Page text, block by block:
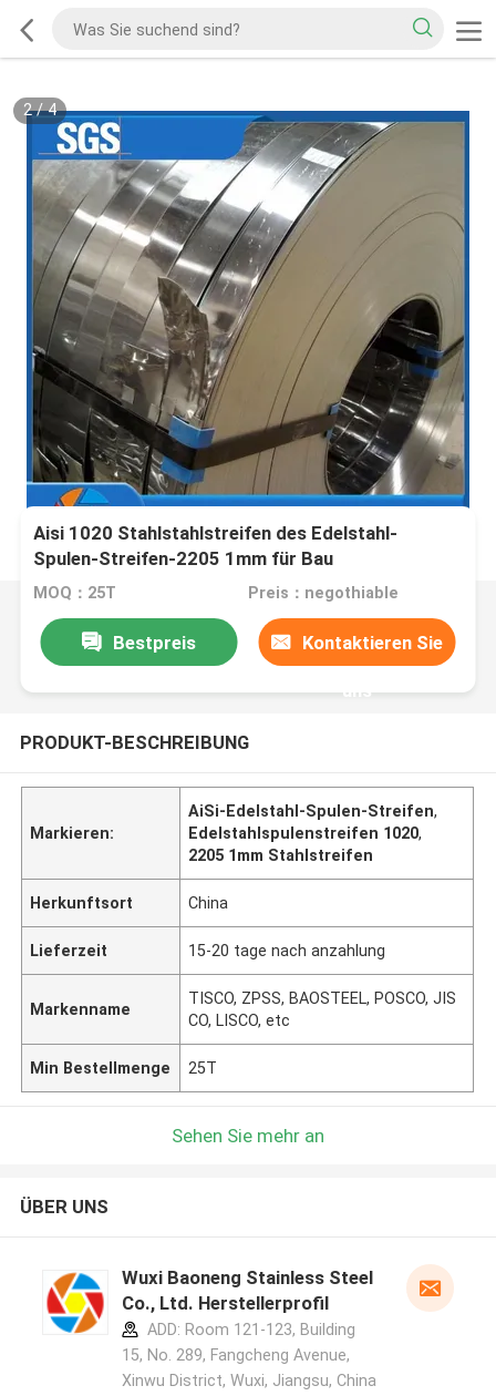
2/4
Aisi 1020 Stahlstahlstreifen des Edelstahl-
Spulen-Streifen-2205 1mm für Bau
MOQ：25T Preis：negothiable
Bestpreis Kontaktieren Sie
uns
PRODUKT-BESCHREIBUNG
Markieren:
AiSi-Edelstahl-Spulen-Streifen,
Edelstahlspulenstreifen 1020,
2205 1mm Stahlstreifen
Herkunftsort China
Lieferzeit 15-20 tage nach anzahlung
Markenname
TISCO, ZPSS, BAOSTEEL, POSCO, JIS
CO, LISCO, etc
Min Bestellmenge 25T
Sehen Sie mehr an
ÜBER UNS
Wuxi Baoneng Stainless Steel
Co., Ltd. Herstellerprofil
ADD: Room 121-123, Building
15, No. 289, Fangcheng Avenue,
Xinwu District, Wuxi, Jiangsu, China